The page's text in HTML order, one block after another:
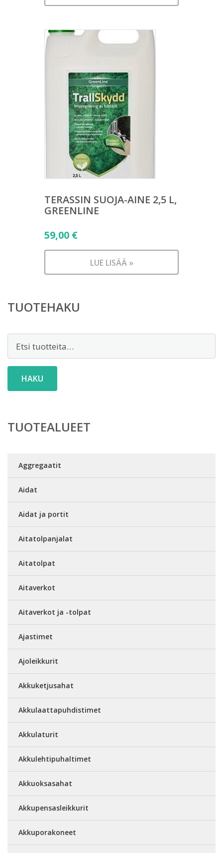
TERASSIN SUOJA-AINE 2,5 L,
GREENLINE
59,00 €
LUE LISÄÄ »
TUOTEHAKU
HAKU
TUOTEALUEET
Aggregaatit
Aidat
Aidat ja portit
Aitatolpanjalat
Aitatolpat
Aitaverkot
Aitaverkot ja -tolpat
Ajastimet
Ajoleikkurit
Akkuketjusahat
Akkulaattapuhdistimet
Akkulaturit
Akkulehtipuhaltimet
Akkuoksasahat
Akkupensasleikkurit
Akkuporakoneet